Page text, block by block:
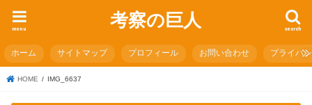
考察の巨人 search
menu
ホーム サイトマップ プロフィール お問い合わせ プライバ
HOME IMG_6637